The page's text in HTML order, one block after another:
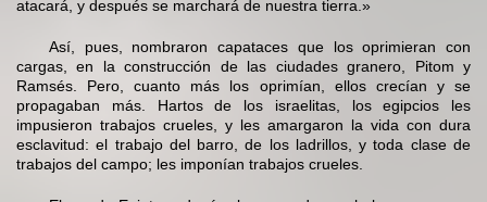
atacará, y después se marchará de nuestra tierra.»
Así, pues, nombraron capataces que los oprimieran con
cargas, en la construcción de las ciudades granero, Pitom y
Ramsés. Pero, cuanto más los oprimían, ellos crecían y se
propagaban más. Hartos de los israelitas, los egipcios les
impusieron trabajos crueles, y les amargaron la vida con dura
esclavitud: el trabajo del barro, de los ladrillos, y toda clase de
trabajos del campo; les imponían trabajos crueles.